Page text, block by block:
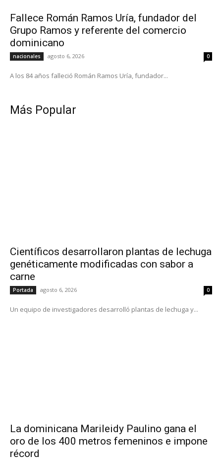
Fallece Román Ramos Uría, fundador del
Grupo Ramos y referente del comercio
dominicano
nacionales agosto 6, 2026 0
A los 84 años falleció Román Ramos Uría, fundador...
Más Popular
Científicos desarrollaron plantas de lechuga
genéticamente modificadas con sabor a
carne
Portada agosto 6, 2026 0
Un equipo de investigadores desarrolló plantas de lechuga y...
La dominicana Marileidy Paulino gana el
oro de los 400 metros femeninos e impone
récord